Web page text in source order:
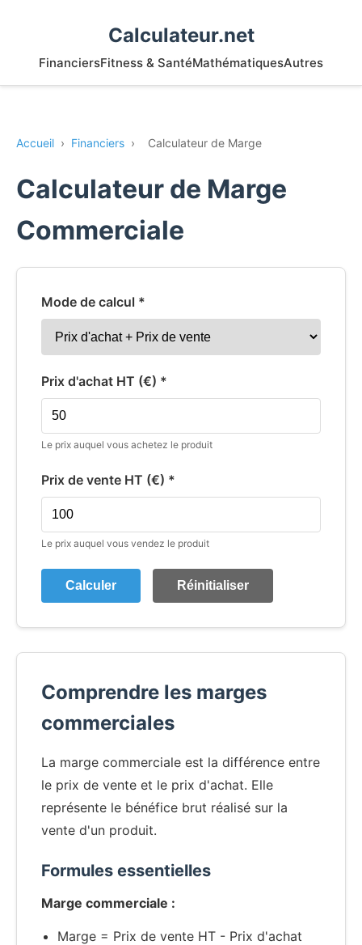
Calculateur.net
FinanciersFitness & SantéMathématiquesAutres
Accueil › Financiers › Calculateur de Marge
Calculateur de Marge
Commerciale
Mode de calcul *
Prix d'achat HT (€) *
Le prix auquel vous achetez le produit
Prix de vente HT (€) *
Le prix auquel vous vendez le produit
Calculer Réinitialiser
Comprendre les marges
commerciales
La marge commerciale est la différence entre
le prix de vente et le prix d'achat. Elle
représente le bénéfice brut réalisé sur la
vente d'un produit.
Formules essentielles
Marge commerciale :
Marge = Prix de vente HT - Prix d'achat